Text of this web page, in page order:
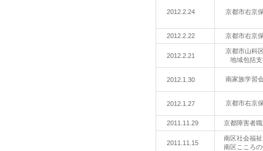
2012.2.24 京都市右京
2012.2.22 京都市右京
2012.2.21
京都市山科
地域包括支
2012.1.30 南家族学習
2012.1.27 京都市右京
2011.11.29 京都障害者
2011.11.15
南区社会福
南区こころ